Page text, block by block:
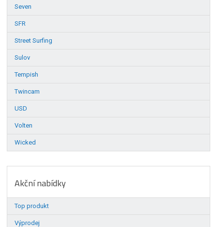
Seven
SFR
Street Surfing
Sulov
Tempish
Twincam
USD
Volten
Wicked
Akční nabídky
Top produkt
Výprodej